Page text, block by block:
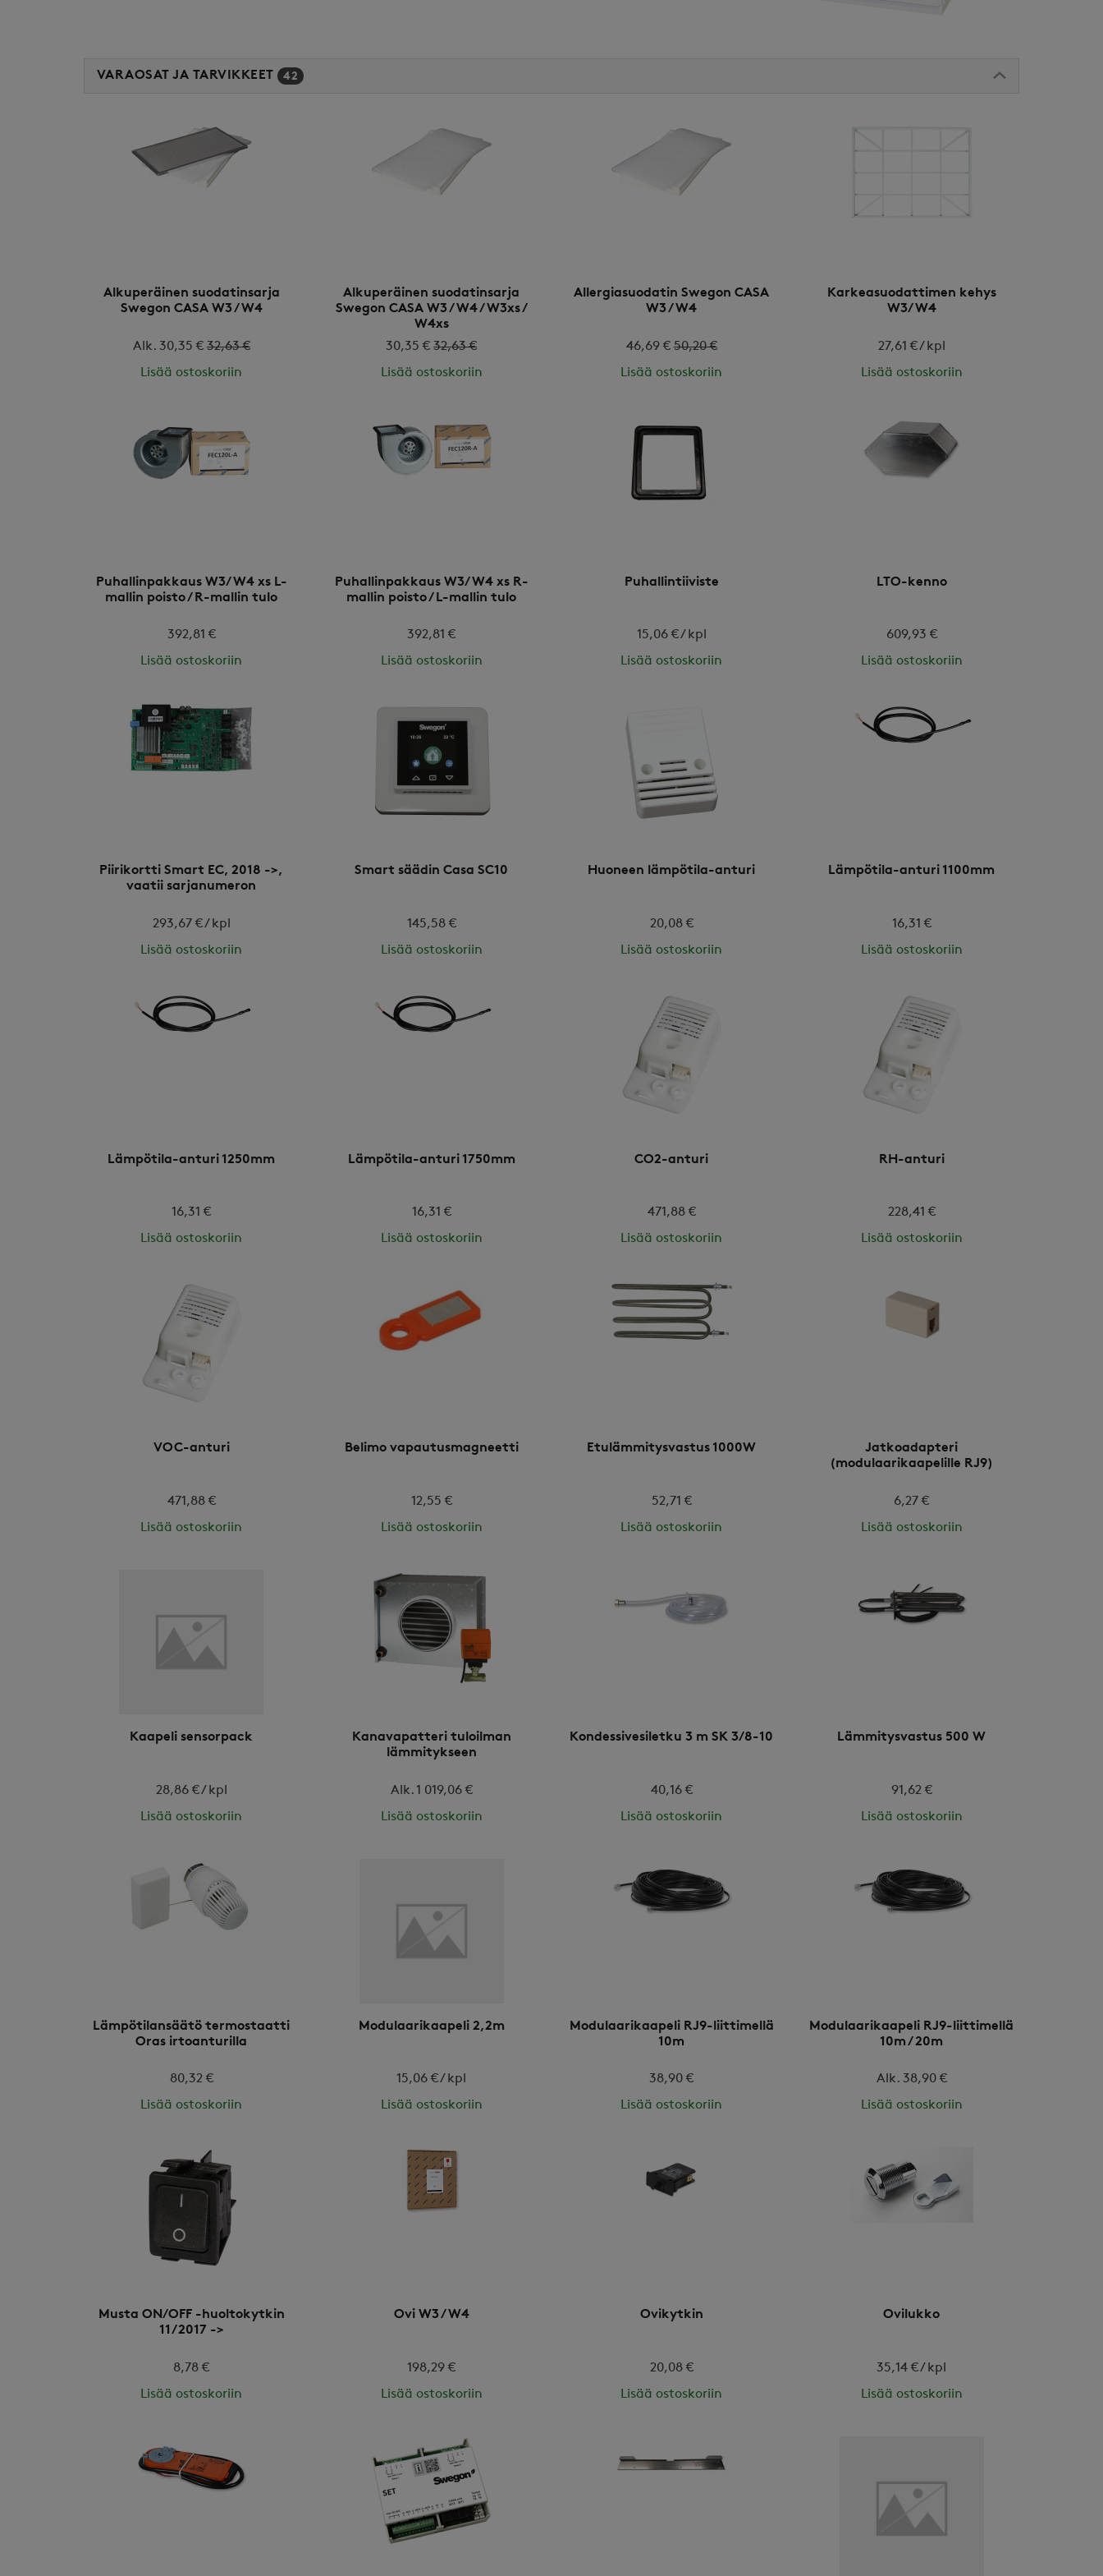
VARAOSAT JA TARVIKKEET 42
Alkuperäinen suodatinsarja
Swegon CASA W3 / W4
Alk. 30,35 € 32,63 €
Lisää ostoskoriin
Alkuperäinen suodatinsarja
Swegon CASA W3 / W4 / W3xs /
W4xs
30,35 €32,63 €
Lisää ostoskoriin
Allergiasuodatin Swegon CASA
W3 / W4
46,69 € 50,20 €
Lisää ostoskoriin
Karkeasuodattimen kehys
W3/W4
27,61 € / kpl
Lisää ostoskoriin
Puhallinpakkaus W3/W4 xs L-
mallin poisto / R-mallin tulo
392,81 €
Lisää ostoskoriin
Puhallinpakkaus W3/W4 xs R-
mallin poisto / L-mallin tulo
392,81 €
Lisää ostoskoriin
Puhallintiiviste
15,06 € / kpl
Lisää ostoskoriin
LTO-kenno
609,93 €
Lisää ostoskoriin
Piirikortti Smart EC, 2018 ->,
vaatii sarjanumeron
293,67 € / kpl
Lisää ostoskoriin
Smart säädin Casa SC10
145,58 €
Lisää ostoskoriin
Huoneen lämpötila-anturi
20,08 €
Lisää ostoskoriin
Lämpötila-anturi 1100mm
16,31 €
Lisää ostoskoriin
Lämpötila-anturi 1250mm
16,31 €
Lisää ostoskoriin
Lämpötila-anturi 1750mm
16,31 €
Lisää ostoskoriin
CO2-anturi
471,88 €
Lisää ostoskoriin
RH-anturi
228,41 €
Lisää ostoskoriin
VOC-anturi
471,88 €
Lisää ostoskoriin
Belimo vapautusmagneetti
12,55 €
Lisää ostoskoriin
Etulämmitysvastus 1000W
52,71 €
Lisää ostoskoriin
Jatkoadapteri
(modulaarikaapelille RJ9)
6,27 €
Lisää ostoskoriin
Kaapeli sensorpack
28,86 € / kpl
Lisää ostoskoriin
Kanavapatteri tuloilman
lämmitykseen
Alk. 1 019,06 €
Lisää ostoskoriin
Kondessivesiletku 3 m SK 3/8-10
40,16 €
Lisää ostoskoriin
Lämmitysvastus 500 W
91,62 €
Lisää ostoskoriin
Lämpötilansäätö termostaatti
Oras irtoanturilla
80,32 €
Lisää ostoskoriin
Modulaarikaapeli 2,2m
15,06 € / kpl
Lisää ostoskoriin
Modulaarikaapeli RJ9-liittimellä
10m
38,90 €
Lisää ostoskoriin
Modulaarikaapeli RJ9-liittimellä
10m / 20m
Alk. 38,90 €
Lisää ostoskoriin
Musta ON/OFF -huoltokytkin
11/2017 ->
8,78 €
Lisää ostoskoriin
Ovi W3 / W4
198,29 €
Lisää ostoskoriin
Ovikytkin
20,08 €
Lisää ostoskoriin
Ovilukko
35,14 € / kpl
Lisää ostoskoriin